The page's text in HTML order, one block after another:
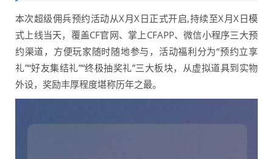
本次超级佣兵预约活动从X月X日正式开启,持续至X月X日模
式上线当天，覆盖CF官网、掌上CFAPP、微信小程序三大预
约渠道，方便玩家随时随地参与，活动福利分为“预约立享
礼”“好友集结礼”“终极抽奖礼”三大板块，从虚拟道具到实物
外设，奖励丰厚程度堪称历年之最。